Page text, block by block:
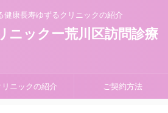
康長寿ゆずるクリニックの紹介
ニックー荒川区訪問診療
リニックの紹介 ご契約方法